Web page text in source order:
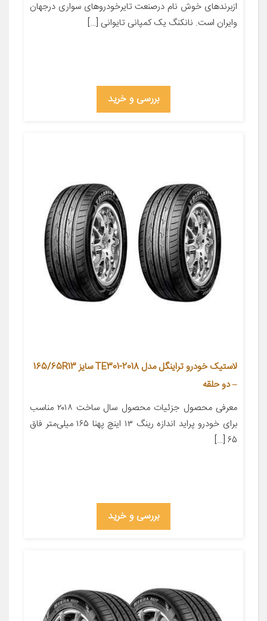
ازبرندهای خوش نام درصنعت تایرخودروهای سواری درجهان
وایران است. نانکنگ یک کمپانی تایوانی […]
بررسی و خرید
لاستیک خودرو تراینگل مدل TE301-2018 سایز 165/65R13
– دو حلقه
معرفی محصول جزئیات محصول سال ساخت ۲۰۱۸ مناسب
برای خودرو پراید اندازه رینگ ۱۳ اینچ پهنا ۱۶۵ میلی‌متر فاق
۶۵ […]
بررسی و خرید